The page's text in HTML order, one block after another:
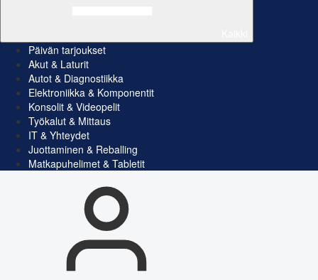
Päivän tarjoukset
Akut & Laturit
Autot & Diagnostiikka
Elektroniikka & Komponentit
Konsolit & Videopelit
Työkalut & Mittaus
IT & Yhteydet
Juottaminen & Reballing
Matkapuhelimet & Tabletit